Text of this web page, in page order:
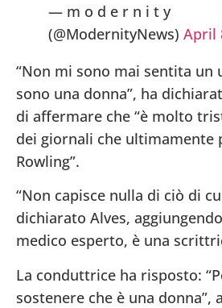
— m o d e r n i t y
(@ModernityNews) April
“Non mi sono mai sentita un
sono una donna”, ha
di affermare che “è molto
dei giornali che ultimamente
Rowling”.
“Non capisce nulla di ciò di
dichiarato Alves,
medico esperto, è una
La conduttrice ha risposto:
sostenere che è una donna”,